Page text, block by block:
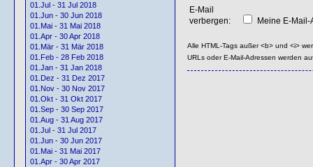
01.Jul - 31 Jul 2018
01.Jun - 30 Jun 2018
01.Mai - 31 Mai 2018
01.Apr - 30 Apr 2018
01.Mär - 31 Mär 2018
01.Feb - 28 Feb 2018
01.Jan - 31 Jan 2018
01.Dez - 31 Dez 2017
01.Nov - 30 Nov 2017
01.Okt - 31 Okt 2017
01.Sep - 30 Sep 2017
01.Aug - 31 Aug 2017
01.Jul - 31 Jul 2017
01.Jun - 30 Jun 2017
01.Mai - 31 Mai 2017
01.Apr - 30 Apr 2017
E-Mail
verbergen:
Meine E-
Alle HTML-Tags außer <b> und <i>
URLs oder E-Mail-Adressen werden